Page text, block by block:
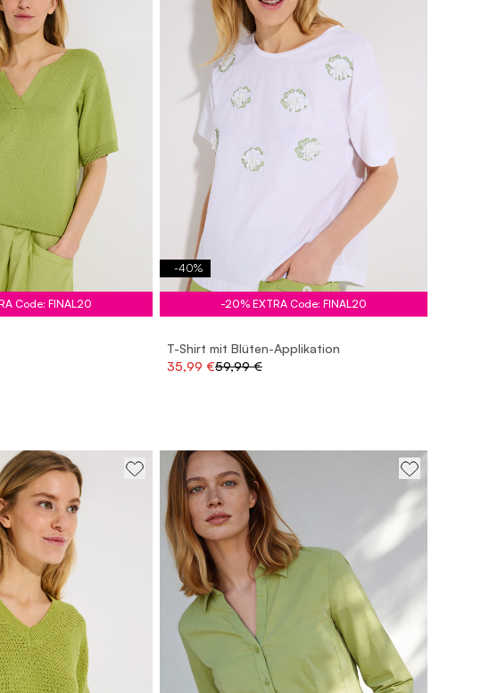
Code: FINAL20
-40%
-20% EXTRA Code: FINAL20
T-Shirt mit Blüten-Applikation
35,99 €59,99 €